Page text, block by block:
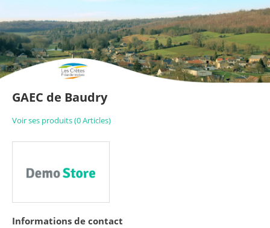
GAEC de Baudry
Voir ses produits (0 Articles)
Informations de contact